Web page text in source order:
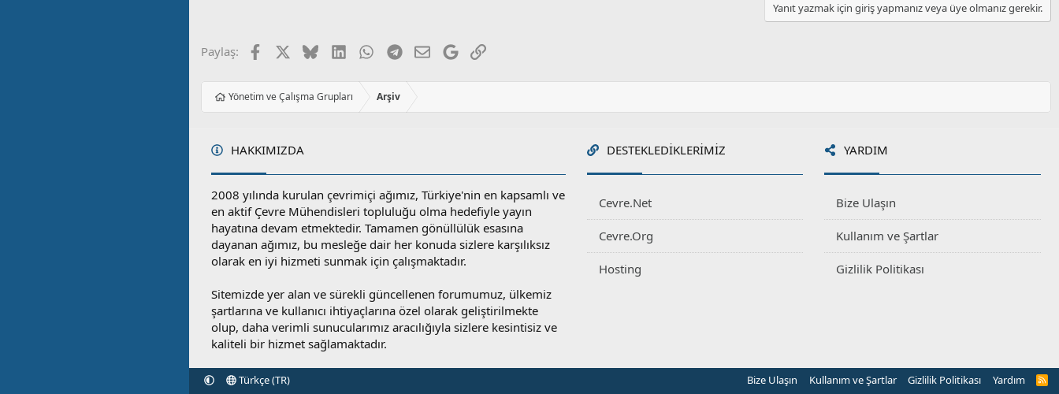
Yanıt yazmak için giriş yapmanız veya üye olmanız gerekir.
Paylaş: Facebook BlueskyLinkedInWhatsApp
Telegram
E-postaGoogleLink
Yönetim ve Çalışma Grupları Arşiv
HAKKIMIZDA
2008 yılında kurulan çevrimiçi ağımız, Türkiye'nin en kapsamlı ve
en aktif Çevre Mühendisleri topluluğu olma hedefiyle yayın
hayatına devam etmektedir. Tamamen gönüllülük esasına
dayanan ağımız, bu mesleğe dair her konuda sizlere karşılıksız
olarak en iyi hizmeti sunmak için çalışmaktadır.
Sitemizde yer alan ve sürekli güncellenen forumumuz, ülkemiz
şartlarına ve kullanıcı ihtiyaçlarına özel olarak geliştirilmekte
olup, daha verimli sunucularımız aracılığıyla sizlere kesintisiz ve
kaliteli bir hizmet sağlamaktadır.
DESTEKLEDIKLERIMIZ
Cevre.Net
Cevre.Org
Hosting
YARDIM
Bize Ulaşın
Kullanım ve Şartlar
Gizlilik Politikası
Türkçe (TR) Bize Ulaşın Kullanım ve Şartlar Gizlilik Politikası Yardım
R